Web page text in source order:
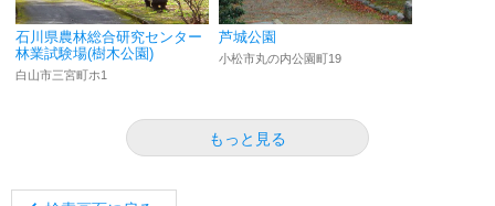
石川県農林総合研究センター
林業試験場(樹木公園)
白山市三宮町ホ1
芦城公園
小松市丸の内公園町19
もっと見る